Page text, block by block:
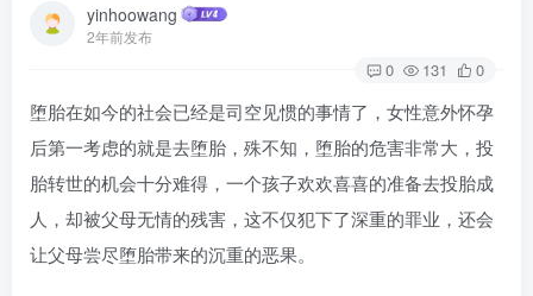
yinhoowang
2年前发布
0 131 0
堕胎在如今的社会已经是司空见惯的事情了，女性意外怀孕
后第一考虑的就是去堕胎，殊不知，堕胎的危害非常大，投
胎转世的机会十分难得，一个孩子欢欢喜喜的准备去投胎成
人，却被父母无情的残害，这不仅犯下了深重的罪业，还会
让父母尝尽堕胎带来的沉重的恶果。